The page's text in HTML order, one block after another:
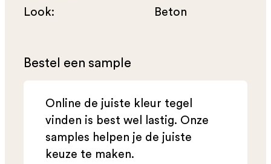
Look:
Beton
Bestel een sample
Online de juiste kleur tegel
vinden is best wel lastig. Onze
samples helpen je de juiste
keuze te maken.